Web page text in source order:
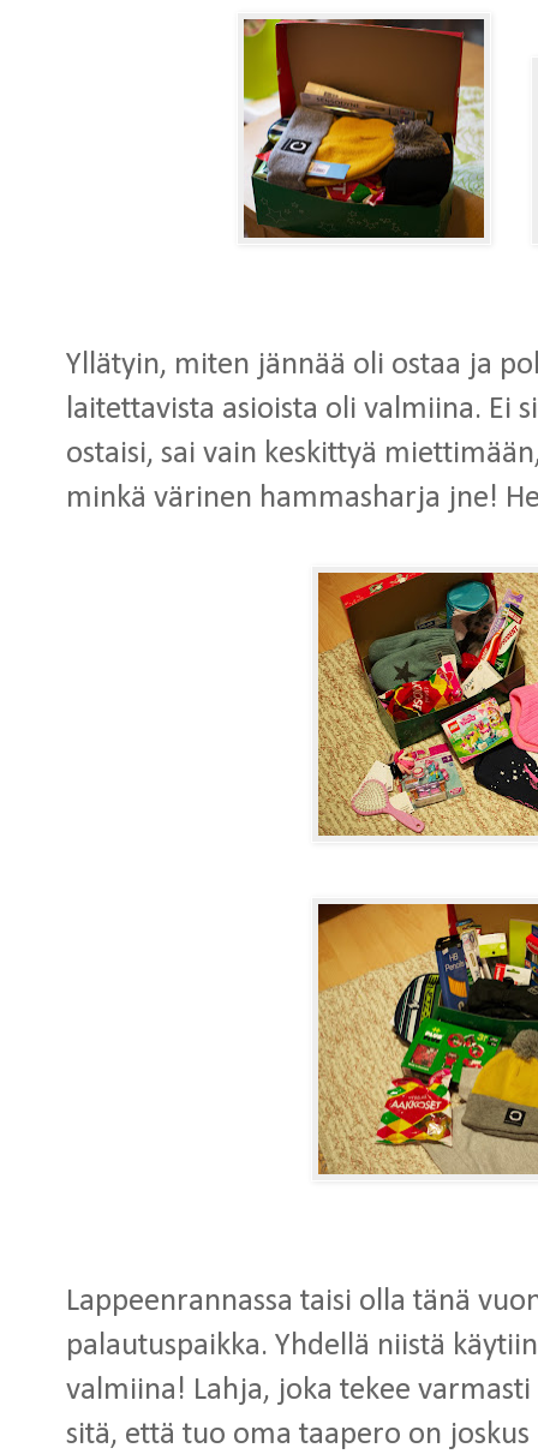
Yllätyin, miten jännää oli ostaa ja
laitettavista asioista oli valmiina. Ei
ostaisi, sai vain keskittyä
minkä värinen hammasharja jne!
Lappeenrannassa taisi olla tänä
palautuspaikka. Yhdellä niistä
valmiina! Lahja, joka tekee
sitä, että tuo oma taapero on